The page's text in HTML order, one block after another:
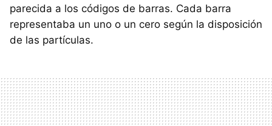
parecida a los códigos de barras. Cada barra
representaba un uno o un cero según la disposición
de las partículas.